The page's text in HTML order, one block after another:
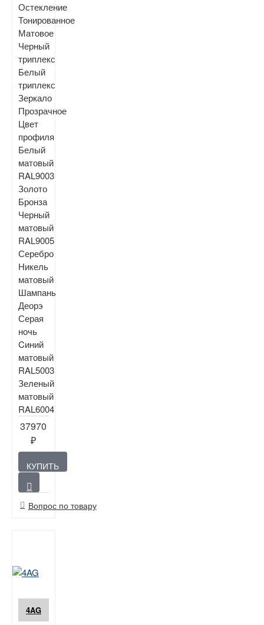
Остекление
Тонированное
Матовое
Черный
триплекс
Белый
триплекс
Зеркало
Прозрачное
Цвет
профиля
Белый
матовый
RAL9003
Золото
Бронза
Черный
матовый
RAL9005
Серебро
Никель
матовый
Шампань
Деорэ
Серая
ночь
Cиний
матовый
RAL5003
Зеленый
матовый
RAL6004
37970
₽
КУПИТЬ
Вопрос по товару
4AG